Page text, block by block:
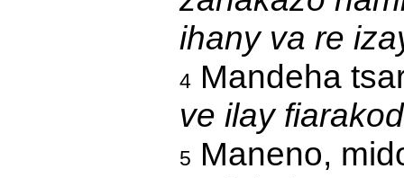
ihany va re
4Mandeha
ve ilay
5 Maneno,